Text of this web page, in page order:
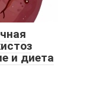
и диета